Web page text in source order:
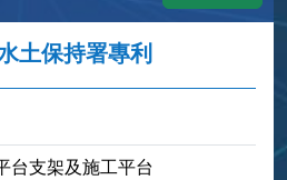
土保持署專利
台支架及施工平台